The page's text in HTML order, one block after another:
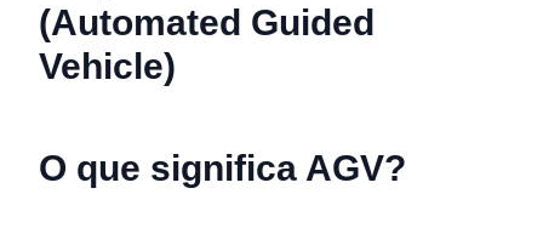
(Automated Guided
Vehicle)
O que significa AGV?